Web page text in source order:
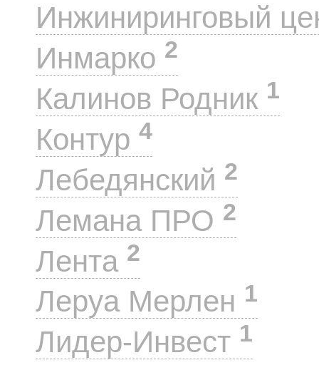
Инжиниринговый
Инмарко 2
Калинов Родник 1
Контур 4
Лебедянский 2
Лемана ПРО 2
Лента 2
Леруа Мерлен 1
Лидер-Инвест 1